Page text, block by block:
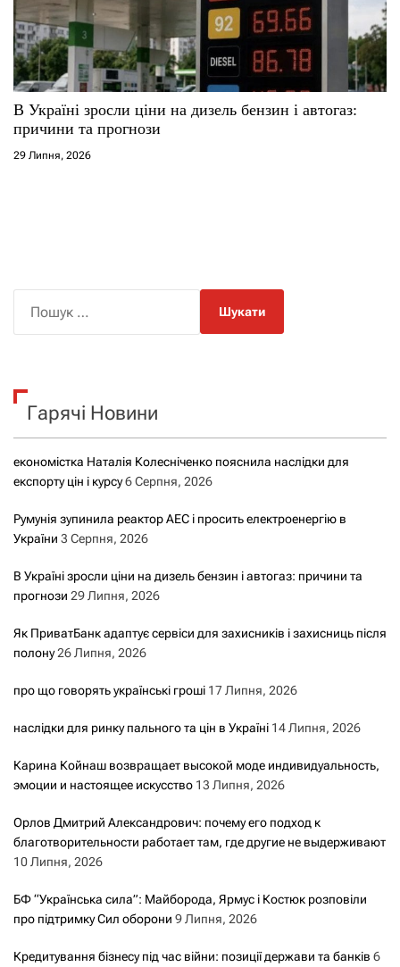
В Україні зросли ціни на дизель бензин і автогаз:
причини та прогнози
29 Липня, 2026
к
Гарячі Новини
економістка Наталія Колесніченко пояснила наслідки для
експорту цін і курсу6 Серпня, 2026
Румунія зупинила реактор АЕС і просить електроенергію в
України 3 Серпня, 2026
В Україні зросли ціни на дизель бензин і автогаз: причини та
прогнози 29 Липня, 2026
Як ПриватБанк адаптує сервіси для захисників і захисниць після
полону26 Липня, 2026
про що говорять українські гроші 17 Липня, 2026
наслідки для ринку пального та цін в Україні 14 Липня, 2026
Карина Койнаш возвращает высокой моде индивидуальность,
эмоции и настоящее искусство 13 Липня, 2026
Орлов Дмитрий Александрович: почему его подход к
благотворительности работает там, где другие не выдерживают
10 Липня, 2026
БФ “Українська сила”: Майборода, Ярмус і Костюк розповіли
про підтримку Сил оборони 9 Липня, 2026
Кредитування бізнесу під час війни: позиції держави та банків 6